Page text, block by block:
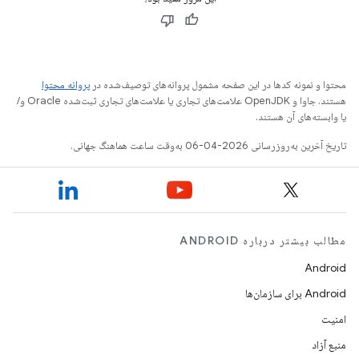
محتوا و نمونه کدها در این صفحه مشمول پروانه‌های توصیف‌شده در پروانه محتوا
هستند. جاوا و OpenJDK علامت‌های تجاری یا علامت‌های تجاری ثبت‌شده Oracle و/
یا وابسته‌های آن هستند.
تاریخ آخرین به‌روزرسانی 2026-04-06 به‌وقت ساعت هماهنگ جهانی.
مطالب بیشتر درباره ANDROID
Android
Android برای سازمان‌ها
امنیت
منبع آزاد